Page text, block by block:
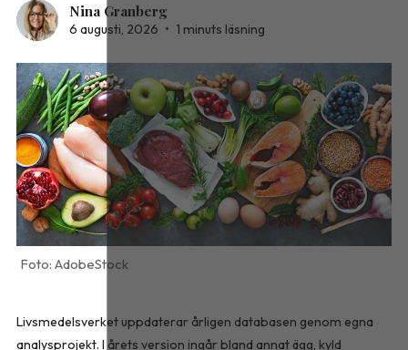
Nina Granberg
6 augusti, 2026 • 1 minuts läsning
AdobeStock
Livsmedelsverket uppdaterar årligen databasen genom egna
analysprojekt. I årets version ingår bland annat ägg, kyld